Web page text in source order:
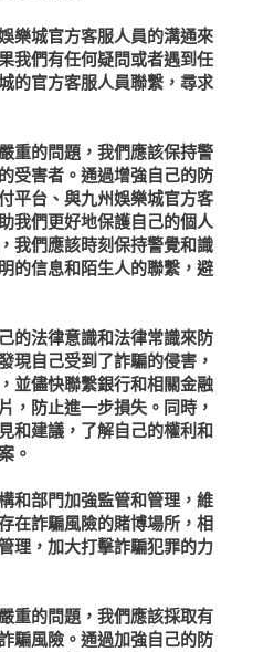
樂城官方客服人員的溝通來
我們有任何疑問或者遇到任
的官方客服人員聯繫，尋求
重的問題，我們應該保持警
受害者。通過增強自己的防
平台、與九州娛樂城官方客
我們更好地保護自己的個人
我們應該時刻保持警覺和識
的信息和陌生人的聯繫，避
的法律意識和法律常識來防
現自己受到了詐騙的侵害，
並儘快聯繫銀行和相關金融
，防止進一步損失。同時，
和建議，了解自己的權利和
。
和部門加強監管和管理，維
在詐騙風險的賭博場所，相
理，加大打擊詐騙犯罪的力
重的問題，我們應該採取有
騙風險。通過加強自己的防